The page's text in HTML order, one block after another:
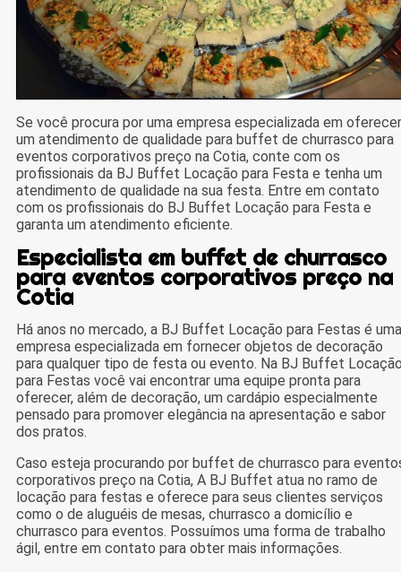
Se você procura por uma empresa especializada em oferecer
um atendimento de qualidade para buffet de churrasco para
eventos corporativos preço na Cotia, conte com os
profissionais da BJ Buffet Locação para Festa e tenha um
atendimento de qualidade na sua festa. Entre em contato
com os profissionais do BJ Buffet Locação para Festa e
garanta um atendimento eficiente.
Especialista em buffet de churrasco
para eventos corporativos preço na
Cotia
Há anos no mercado, a BJ Buffet Locação para Festas é uma
empresa especializada em fornecer objetos de decoração
para qualquer tipo de festa ou evento. Na BJ Buffet
para Festas você vai encontrar uma equipe pronta para
oferecer, além de decoração, um cardápio especialmente
pensado para promover elegância na apresentação e sabor
dos pratos.
Caso esteja procurando por buffet de churrasco para
corporativos preço na Cotia, A BJ Buffet atua no ramo de
locação para festas e oferece para seus clientes serviços
como o de aluguéis de mesas, churrasco a domicílio e
churrasco para eventos. Possuímos uma forma de trabalho
ágil, entre em contato para obter mais informações.